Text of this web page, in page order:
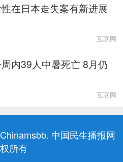
在日本走失案有新进展
互联网
内39人中暑死亡 8月仍
互联网
中国民生播报网
所有